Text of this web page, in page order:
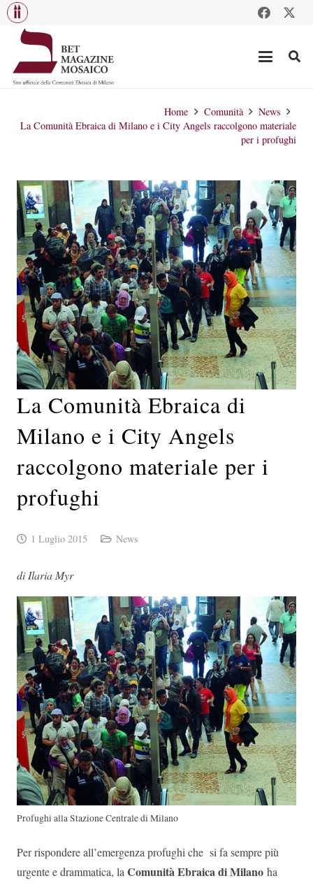
Home Comunità
News
La Comunità Ebraica di Milano e i City Angels raccolgono materiale
per i profughi
La Comunità Ebraica di
Milano e i City Angels
raccolgono materiale per i
profughi
1 Luglio 2015 News
di Ilaria Myr
Profughi alla Stazione Centrale di Milano
Per rispondere all’emergenza profughi che si fa sempre più
urgente e drammatica, laComunità Ebraica di Milano ha